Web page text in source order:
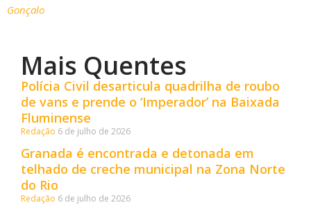
Gonçalo
Mais Quentes
Polícia Civil desarticula quadrilha de roubo
de vans e prende o ‘Imperador’ na Baixada
Fluminense
Redação 6 de julho de 2026
Granada é encontrada e detonada em
telhado de creche municipal na Zona Norte
do Rio
Redação 6 de julho de 2026